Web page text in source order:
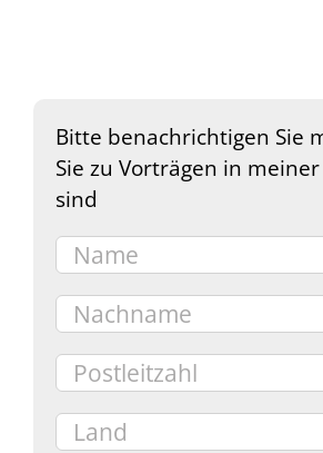
Bitte benachrichtigen Sie
Sie zu Vorträgen in
sind